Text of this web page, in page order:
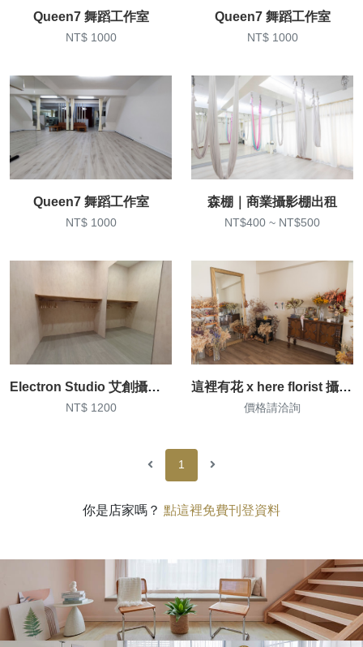
Queen7 舞蹈工作室
NT$ 1000
Queen7 舞蹈工作室
NT$ 1000
Queen7 舞蹈工作室
NT$ 1000
森棚｜商業攝影棚出租
NT$400 ~ NT$500
Electron Studio 艾創攝影棚
NT$ 1200
這裡有花 x here florist 攝影空間
價格請洽詢
1
你是店家嗎？ 點這裡免費刊登資料